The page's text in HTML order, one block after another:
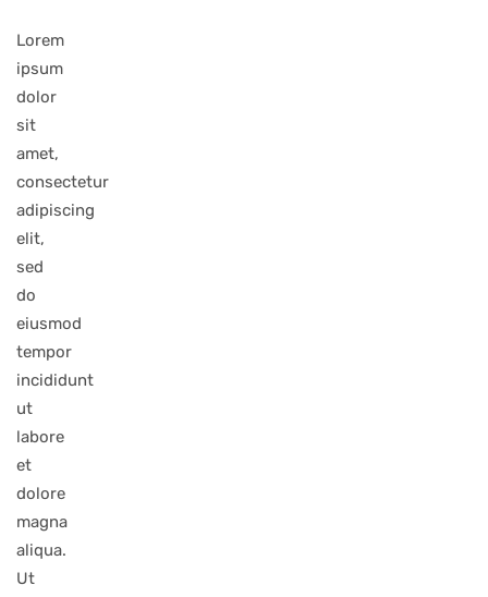
Lorem
ipsum
dolor
sit
amet,
consectetur
adipiscing
elit,
sed
do
eiusmod
tempor
incididunt
ut
labore
et
dolore
magna
aliqua.
Ut